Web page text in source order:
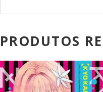
PRODUTOS
PROMOÇÃO!